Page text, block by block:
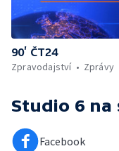
90’ ČT24
Zpravodajství
Zprávy
Studio 6 na
Facebook